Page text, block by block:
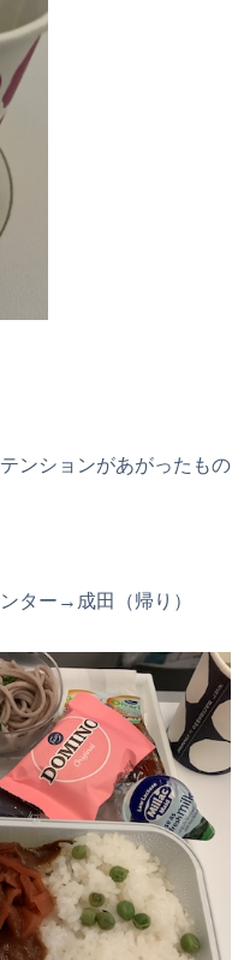
ンションがあがったもの
ター→成田（帰り）